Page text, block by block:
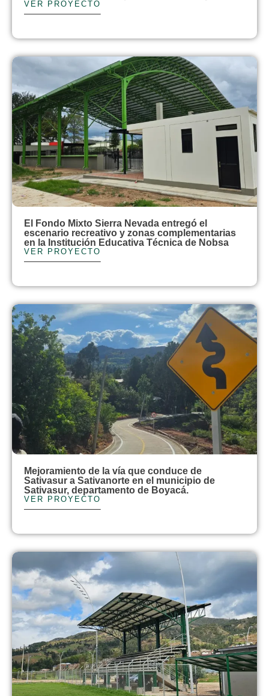
VER PROYECTO
El Fondo Mixto Sierra Nevada entregó el
escenario recreativo y zonas complementarias
en la Institución Educativa Técnica de Nobsa
VER PROYECTO
Mejoramiento de la vía que conduce de
Sativasur a Sativanorte en el municipio de
Sativasur, departamento de Boyacá.
VER PROYECTO